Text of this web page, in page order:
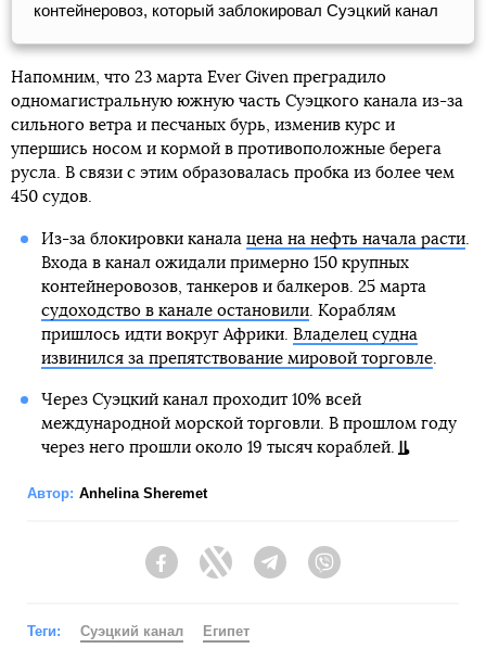
контейнеровоз, который заблокировал Суэцкий канал
Напомним, что 23 марта Ever Given преградило
одномагистральную южную часть Суэцкого канала из-за
сильного ветра и песчаных бурь, изменив курс и
упершись носом и кормой в противоположные берега
русла. В связи с этим образовалась пробка из более чем
450 судов.
Из-за блокировки канала цена на нефть начала расти.
Входа в канал ожидали примерно 150 крупных
контейнеровозов, танкеров и балкеров. 25 марта
судоходство в канале остановили. Кораблям
пришлось идти вокруг Африки. Владелец судна
извинился за препятствование мировой торговле.
Через Суэцкий канал проходит 10% всей
международной морской торговли. В прошлом году
через него прошли около 19 тысяч кораблей.
Автор: Anhelina Sheremet
FacebookTwitter Telegram
Теги: Суэцкий канал Египет